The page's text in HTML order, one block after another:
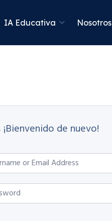
IA Educativa Nosotros
¡Bienvenido de nuevo!